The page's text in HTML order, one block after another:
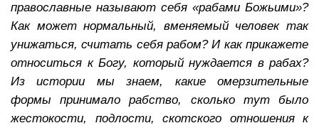
православные называют себя «рабами Божьими»?
Как может нормальный, вменяемый человек так
унижаться, считать себя рабом? И как прикажете
относиться к Богу, который нуждается в рабах?
Из истории мы знаем, какие омерзительные
формы принимало рабство, сколько тут было
жестокости, подлости, скотского отношения к